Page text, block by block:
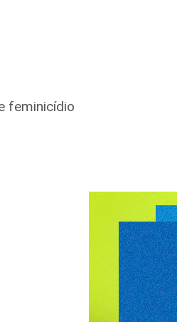
feminicídio